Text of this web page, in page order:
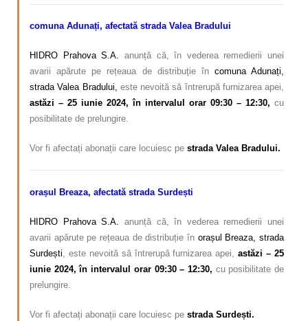
comuna Adunați, afectată strada Valea Bradului
HIDRO Prahova S.A. anunță că, în vederea remedierii unei
avarii apărute pe rețeaua de distribuție încomuna Adunați,
strada Valea Bradului, este nevoită să întrerupă furnizarea apei,
astăzi – 25 iunie 2024, în intervalul orar 09:30 – 12:30, cu
posibilitate de prelungire.
Vor fi afectați abonații care locuiesc pe strada Valea Bradului.
orașul Breaza, afectată strada Surdești
HIDRO Prahova S.A.
anunță că, în vederea remedierii unei
avarii apărute pe rețeaua de distribuție în orașul Breaza, strada
Surdești , este nevoită să întrerupă furnizarea apei,astăzi – 25
iunie 2024,în intervalul orar 09:30 – 12:30, cu posibilitate de
prelungire.
Vor fi afectați abonații care locuiesc pe strada Surdești.